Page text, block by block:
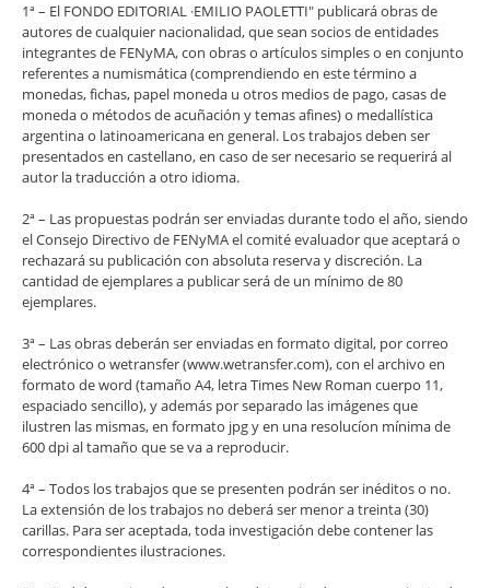
1ª – El FONDO EDITORIAL ·EMILIO PAOLETTI" publicará obras de
autores de cualquier nacionalidad, que sean socios de entidades
integrantes de FENyMA, con obras o artículos simples o en conjunto
referentes a numismática (comprendiendo en este término a
monedas, fichas, papel moneda u otros medios de pago, casas de
moneda o métodos de acuñación y temas afines) o medallística
argentina o latinoamericana en general. Los trabajos deben ser
presentados en castellano, en caso de ser necesario se requerirá al
autor la traducción a otro idioma.
2ª – Las propuestas podrán ser enviadas durante todo el año, siendo
el Consejo Directivo de FENyMA el comité evaluador que aceptará o
rechazará su publicación con absoluta reserva y discreción. La
cantidad de ejemplares a publicar será de un mínimo de 80
ejemplares.
3ª – Las obras deberán ser enviadas en formato digital, por correo
electrónico o wetransfer (www.wetransfer.com), con el archivo en
formato de word (tamaño A4, letra Times New Roman cuerpo 11,
espaciado sencillo), y además por separado las imágenes que
ilustren las mismas, en formato jpg y en una resolucíon mínima de
600 dpi al tamaño que se va a reproducir.
4ª – Todos los trabajos que se presenten podrán ser inéditos o no.
La extensión de los trabajos no deberá ser menor a treinta (30)
carillas. Para ser aceptada, toda investigación debe contener las
correspondientes ilustraciones.